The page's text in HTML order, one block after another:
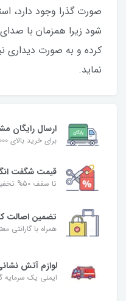
صورت گذرا وجود دارد،
شود زیرا همزمان با
کرده و به صورت دیداری
نماید.
ارسال رایگان
برای خرید بالای 1000000 تومان
قیمت شگفت‌
تا سقف 50% تخفیف
تضمین اصالت
همراه با گارانتی
لوازم آتش
ایمنی یک